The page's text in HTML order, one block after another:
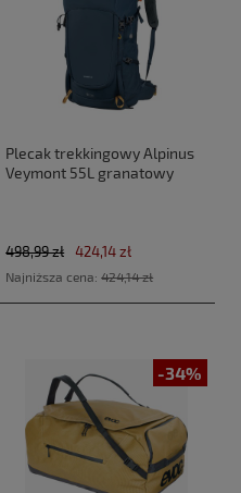
Plecak trekkingowy Alpinus
Veymont 55L granatowy
424,14 zł
498,99 zł
Najniższa cena:424,14 zł
-34%